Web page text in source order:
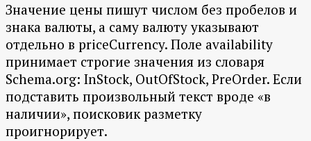
Значение цены пишут числом без пробелов и
знака валюты, а саму валюту указывают
отдельно в priceCurrency. Поле availability
принимает строгие значения из словаря
Schema.org: InStock, OutOfStock, PreOrder. Если
подставить произвольный текст вроде «в
наличии», поисковик разметку
проигнорирует.